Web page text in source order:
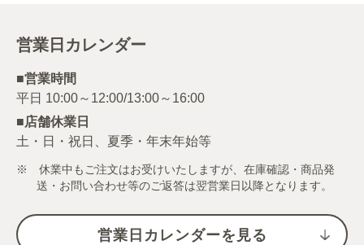
営業日カレンダー
■営業時間
■店舗休業日
土・日・祝日、夏季・年末年始等
※ 休業中もご注文はお受けいたしますが、在庫確認・商品発
送・お問い合わせ等のご返答は翌営業日以降となります。
営業日カレンダーを見る